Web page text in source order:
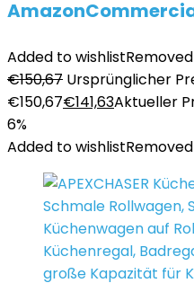
Added to wishlist
€150,67 Ursprünglicher
€150,67€141,63Aktueller
6%
Added to wishlist